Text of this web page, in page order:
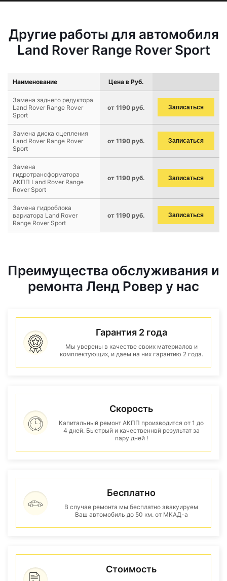
Другие работы для автомобиля
Land Rover Range Rover Sport
Наименование Цена в Руб.
Замена заднего редуктора
Land Rover Range Rover
Sport
от 1190 руб. Записаться
Замена диска сцепления
Land Rover Range Rover
Sport
от 1190 руб. Записаться
Замена
гидротрансформатора
АКПП Land Rover Range
Rover Sport
от 1190 руб. Записаться
Замена гидроблока
вариатора Land Rover
Range Rover Sport
от 1190 руб. Записаться
Преимущества обслуживания и
ремонта Ленд Ровер у нас
Гарантия 2 года
Мы уверены в качестве своих материалов и
комплектующих, и даем на них гарантию 2 года.
Скорость
Капитальный ремонт АКПП производится от 1 до
4 дней. Быстрый и качественнвй результат за
пару дней !
Бесплатно
В случае ремонта мы бесплатно эвакуируем
Ваш автомобиль до 50 км. от МКАД-а
Стоимость